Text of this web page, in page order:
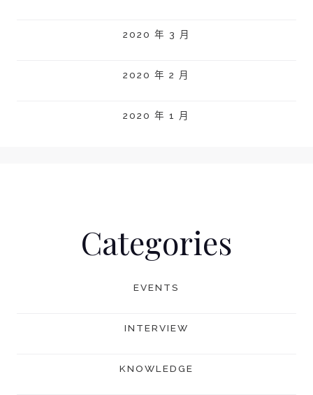
2020 年 3 月
2020 年 2 月
2020 年 1 月
Categories
EVENTS
INTERVIEW
KNOWLEDGE